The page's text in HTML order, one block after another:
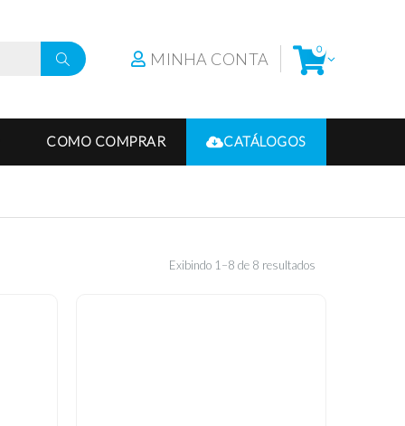
MINHA CONTA 0
COMO COMPRAR CATÁLOGOS
Exibindo 1–8 de 8 resultados